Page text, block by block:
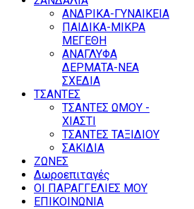
ΑΝΔΡΙΚΑ-ΓΥΝΑΙΚΕΙΑ
ΠΑΙΔΙΚΑ-ΜΙΚΡΑ
ΜΕΓΕΘΗ
ΑΝΑΓΛΥΦΑ
ΔΕΡΜΑΤΑ-ΝΕΑ
ΣΧΕΔΙΑ
ΤΣΑΝΤΕΣ
ΤΣΑΝΤΕΣ ΩΜΟΥ -
ΧΙΑΣΤΙ
ΤΣΑΝΤΕΣ ΤΑΞΙΔΙΟΥ
ΣΑΚΙΔΙΑ
ΖΩΝΕΣ
Δωροεπιταγές
ΟΙ ΠΑΡΑΓΓΕΛΙΕΣ ΜΟΥ
ΕΠΙΚΟΙΝΩΝΙΑ